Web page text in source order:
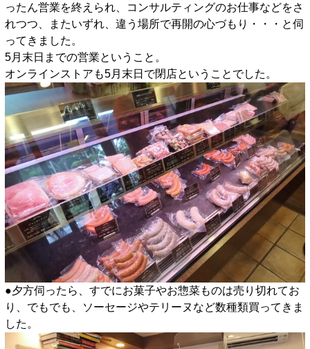
ったん営業を終えられ、コンサルティングのお仕事などをさ
れつつ、またいずれ、違う場所で再開の心づもり・・・と伺
ってきました。
5月末日までの営業ということ。
オンラインストアも5月末日で閉店ということでした。
●夕方伺ったら、すでにお菓子やお惣菜ものは売り切れてお
り、でもでも、ソーセージやテリーヌなど数種類買ってきま
した。